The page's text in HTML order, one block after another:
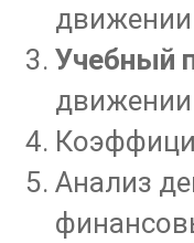
Учебный
Анализ